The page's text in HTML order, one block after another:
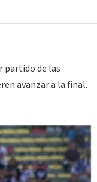
partido de las
avanzar a la final.